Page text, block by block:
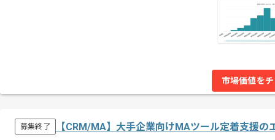
市場価値を
募集終了 【CRM/MA】大手企業向けMAツール定着支援の